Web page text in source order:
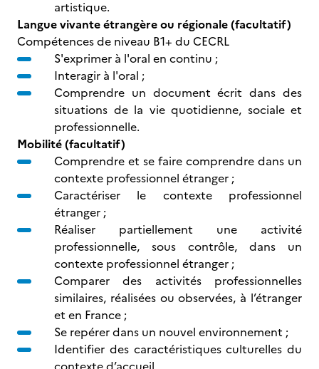
artistique.
Langue vivante étrangère ou régionale (facultatif)
Compétences de niveau B1+ du CECRL
S'exprimer à l'oral en continu ;
Interagir à l'oral ;
Comprendre un document écrit dans des
situations de la vie quotidienne, sociale et
professionnelle.
Mobilité (facultatif)
Comprendre et se faire comprendre dans un
contexte professionnel étranger ;
Caractériser le contexte professionnel
étranger ;
Réaliser partiellement une activité
professionnelle, sous contrôle, dans un
contexte professionnel étranger ;
Comparer des activités professionnelles
similaires, réalisées ou observées, à l’étranger
et en France ;
Se repérer dans un nouvel environnement ;
Identifier des caractéristiques culturelles du